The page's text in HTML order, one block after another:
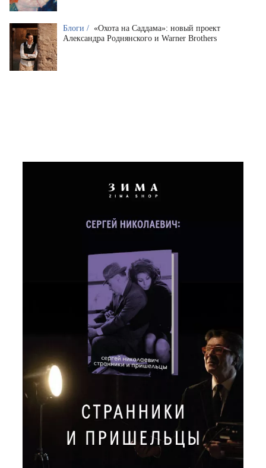
Блоги / «Охота на Саддама»: новый проект
Александра Роднянского и Warner Brothers